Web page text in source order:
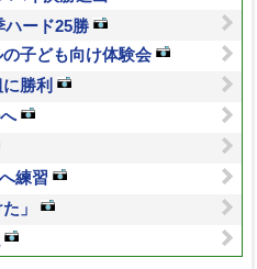
ハード25勝
子ども向け体験会
勝利
練習
」